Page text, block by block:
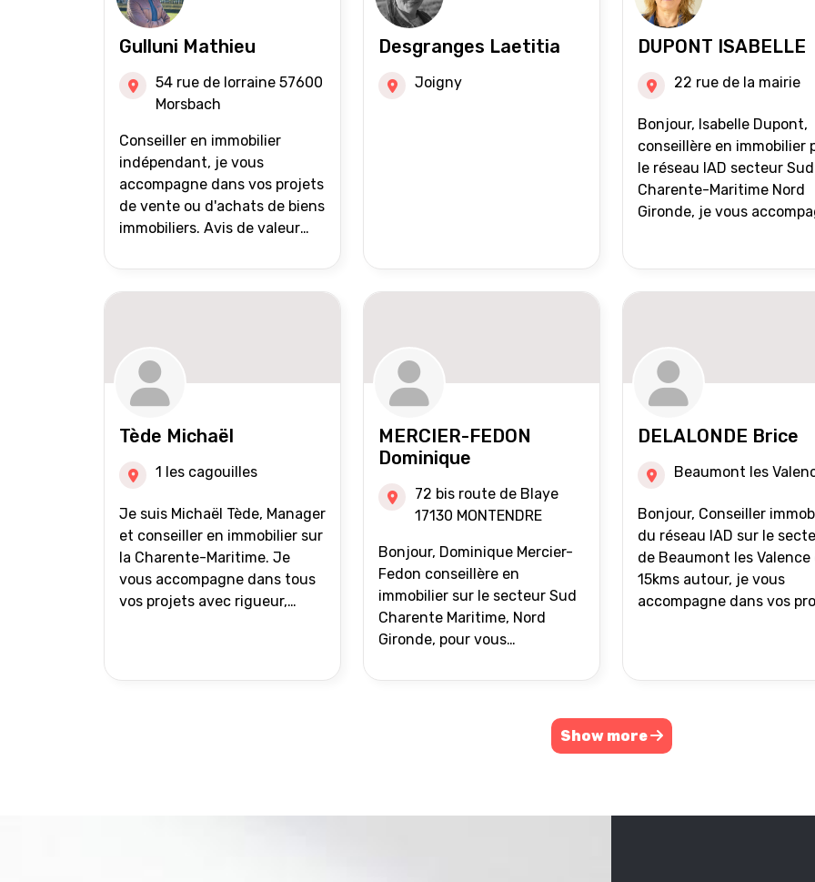
Gulluni Mathieu
54 rue de lorraine 57600
Morsbach
Conseiller en immobilier
indépendant, je vous
accompagne dans vos projets
de vente ou d'achats de biens
immobiliers. Avis de valeur
suivi personnalisés Mise en
avant du bien grâce à des
(niveau national et
international) Validation du
financement des acquéreurs
auprès de partenaires
financiers Portefeuille de
clients acquéreurs travaillé et
Vente en partage grâce au
réseau Iad France et Iad
Deutschland Inter agence
Desgranges Laetitia
Joigny
DUPONT ISABELLE
22 rue de la mairie
Bonjour, Isabelle Dupont,
conseillère en immobilier
le réseau IAD secteur Sud
Charente-Maritime Nord
Gironde, je vous
Tède Michaël
1 les cagouilles
Je suis Michaël Tède, Manager
et conseiller en immobilier sur
la Charente-Maritime. Je
vous accompagne dans tous
vos projets avec rigueur,
MERCIER-FEDON
Dominique
72 bis route de Blaye
17130 MONTENDRE
Bonjour, Dominique Mercier-
Fedon conseillère en
immobilier sur le secteur Sud
Charente Maritime, Nord
Gironde, pour vous
projets immobiliers.
DELALONDE Brice
Beaumont les
Bonjour, Conseiller immobilier
du réseau IAD sur le
de Beaumont les Valence
15kms autour, je vous
accompagne dans vos
Show more